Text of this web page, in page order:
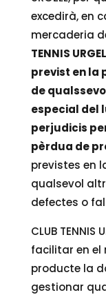
excedirà, en
mercaderia
TENNIS
previst en la
de
especial del
perjudicis
pèrdua de
previstes en
qualsevol
defectes o
CLUB
facilitar en el
producte la
gestionar